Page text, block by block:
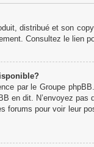
distribué et son
Consultez le lien
par le Groupe
en dit. N’envoyez
forums pour voir leur